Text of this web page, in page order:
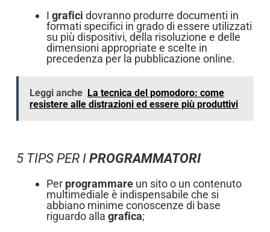
I grafici dovranno produrre documenti in
formati specifici in grado di essere utilizzati
su più dispositivi, della risoluzione e delle
dimensioni appropriate e scelte in
precedenza per la pubblicazione online.
Leggi anche La tecnica del pomodoro: come
resistere alle distrazioni ed essere più produttivi
5 TIPS PER I PROGRAMMATORI
Per programmare un sito o un contenuto
multimediale è indispensabile che si
abbiano minime conoscenze di base
riguardo alla grafica;